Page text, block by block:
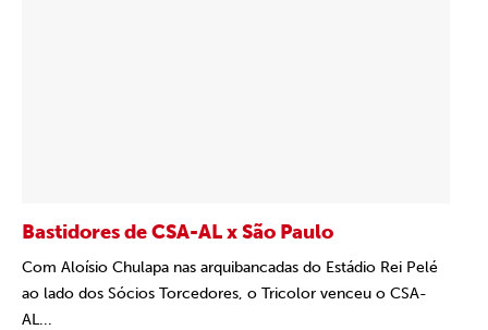
Bastidores de CSA-AL x São Paulo
Com Aloísio Chulapa nas arquibancadas do Estádio Rei Pelé
ao lado dos Sócios Torcedores, o Tricolor venceu o CSA-
AL...